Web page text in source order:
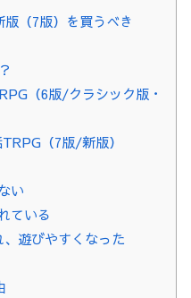
（7版）を買うべき
（6版/クラシック版・
（7版/新版）
い
ている
遊びやすくなった